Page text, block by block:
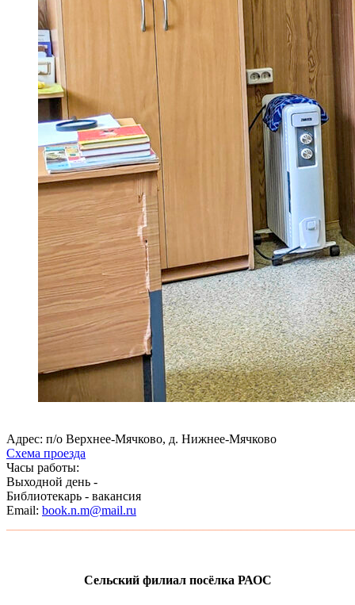
Адрес: п/о Верхнее-Мячково, д. Нижнее-Мячково
Схема проезда
Часы работы:
Выходной день -
Библиотекарь - вакансия
Email: book.n.m@mail.ru
Сельский филиал посёлка РАОС